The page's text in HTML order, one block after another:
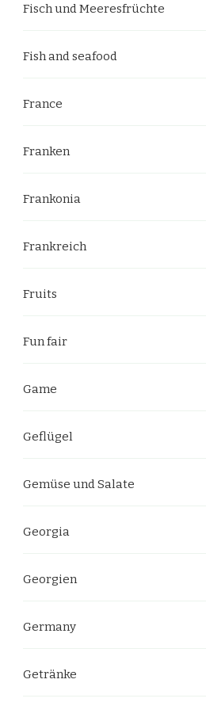
Fisch und Meeresfrüchte
Fish and seafood
France
Franken
Frankonia
Frankreich
Fruits
Fun fair
Game
Geflügel
Gemüse und Salate
Georgia
Georgien
Germany
Getränke